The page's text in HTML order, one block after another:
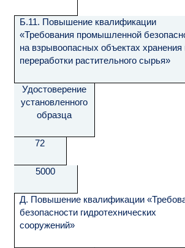
Б.11. Повышение квалификации
«Требования промышленной
на взрывоопасных объектах хранения
переработки растительного сырья»
Удостоверение
установленного
образца
72
5000
Д. Повышение квалификации
безопасности гидротехнических
сооружений»